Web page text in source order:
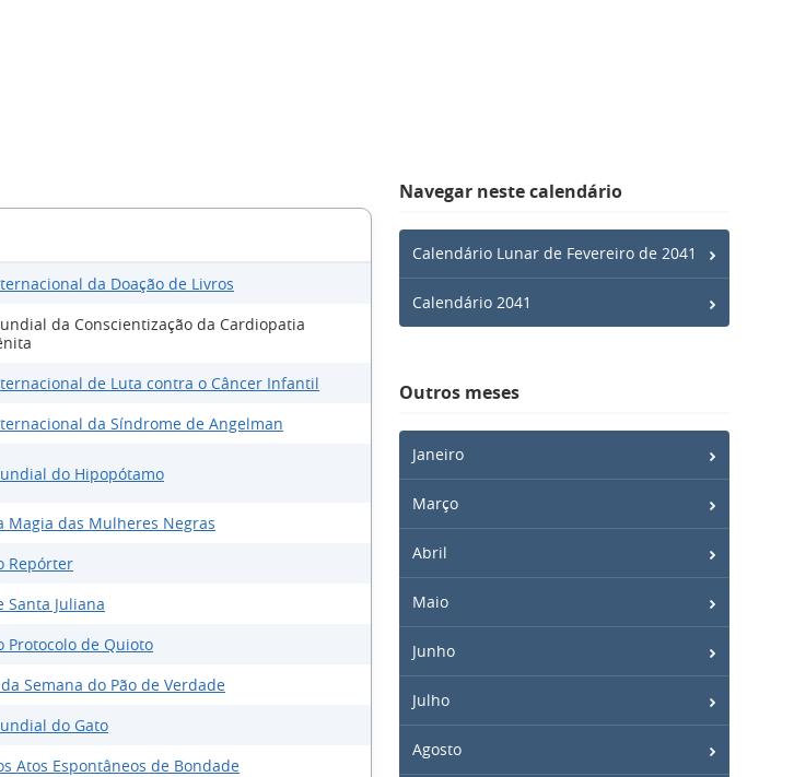
da Doação de Livros
da Conscientização da Cardiopatia
de Luta contra o Câncer Infantil
da Síndrome de Angelman
do Hipopótamo
Magia das Mulheres Negras
Repórter
Santa Juliana
Protocolo de Quioto
Semana do Pão de Verdade
do Gato
Atos Espontâneos de Bondade
Navegar neste calendário
Calendário Lunar de Fevereiro de 2041
Calendário 2041
Outros meses
Janeiro
Março
Abril
Maio
Junho
Julho
Agosto